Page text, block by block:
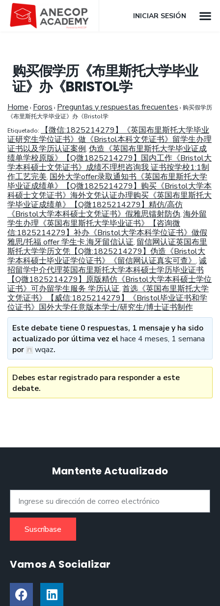
INICIAR SESIÓN
购买假学历《布里斯托大学毕业
证》办《BRISTOL学
Home › Foros › Preguntas y respuestas frecuentes › 购买假学历
《布里斯托大学毕业证》办《Bristol学
Etiquetado:
【微信:1825214279】《英国布里斯托大学毕业
证研究生学位证书》做《Bristol本科文凭证书》留学生办理
证书以及学历认证案例, 伪造《英国布里斯托大学毕业证成
绩单学校原版》【Q微1825214279】国内工作《Bristol大
学本科硕士文凭证书》成绩不理想咨询我 证书按学校1:1制
作工艺完美, 国外大学offer录取通知书《英国布里斯托大学
毕业证成绩单》【Q微1825214279】购买《Bristol大学本
科硕士文凭证书》海外文凭认证办理购买《英国布里斯托大
学毕业证成绩单》【Q微1825214279】精仿/高仿
《Bristol大学本科硕士文凭证书》假雅思镭射防伪, 海外留
学生办理《英国布里斯托大学毕业证书》【咨询微
信:1825214279】补办《Bristol大学本科学位证书》做假
雅思/托福 offer 学生卡.海牙留信认证, 留信网认证英国布里
斯托大学学历文凭【Q微:1825214279】伪造《Bristol大
学本科硕士毕业证学位证书》《留信网认证真实可查》
, 诚
招留学中介代理英国布里斯托大学本科硕士学历毕业证书
【Q微1825214279】原版精仿《Bristol大学本科硕士学位
证书》可办留学生服务 学历认证, 首选《英国布里斯托大学
文凭证书》【威信:1825214279】《Bristol毕业证书和学
位证书》国外大学任意版本学士/研究生/博士证书制作
Este debate tiene 0 respuestas, 1 mensaje y ha sido
actualizado por última vez elhace 4 meses, 1 semana
por
wqaz.
Debes estar registrado para responder a este
debate.
Mantente Actualizado
Suscríbase
Vamos A Socializar